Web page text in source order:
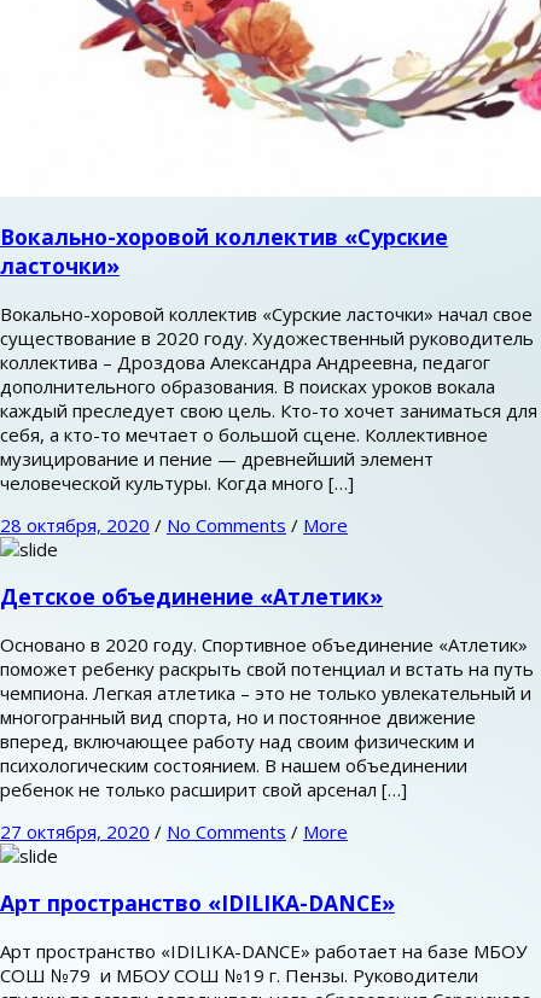
Вокально-хоровой коллектив «Сурские
ласточки»
Вокально-хоровой коллектив «Сурские ласточки» начал свое
существование в 2020 году. Художественный руководитель
коллектива – Дроздова Александра Андреевна, педагог
дополнительного образования. В поисках уроков вокала
каждый преследует свою цель. Кто-то хочет заниматься для
себя, а кто-то мечтает о большой сцене. Коллективное
музицирование и пение — древнейший элемент
человеческой культуры. Когда много […]
28 октября, 2020 / No Comments / More
Детское объединение «Атлетик»
Основано в 2020 году. Спортивное объединение «Атлетик»
поможет ребенку раскрыть свой потенциал и встать на путь
чемпиона. Легкая атлетика – это не только увлекательный и
многогранный вид спорта, но и постоянное движение
вперед, включающее работу над своим физическим и
психологическим состоянием. В нашем объединении
ребенок не только расширит свой арсенал […]
27 октября, 2020 / No Comments / More
Арт пространство «IDILIKA-DANCE»
Арт пространство «IDILIKA-DANCE» работает на базе МБОУ
СОШ №79 и МБОУ СОШ №19 г. Пензы. Руководители